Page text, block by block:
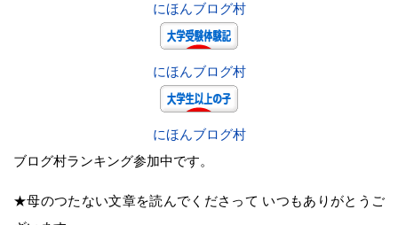
にほんブログ村
にほんブログ村
にほんブログ村
ブログ村ランキング参加中です。
★母のつたない文章を読んでくださって いつもありがとうご